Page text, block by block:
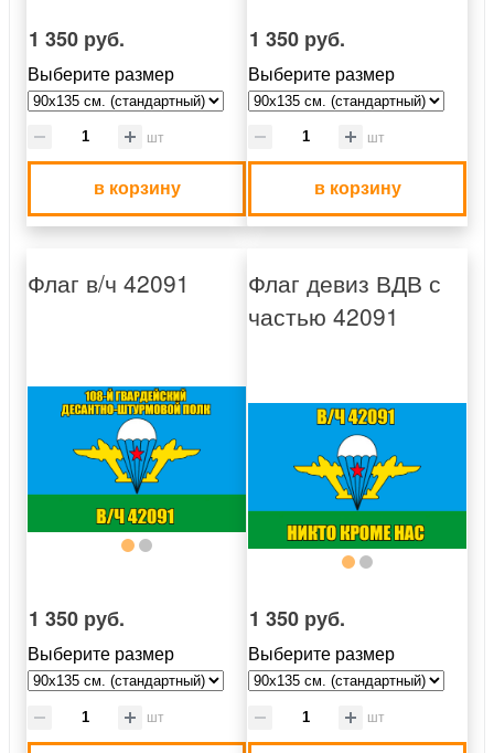
1 350 руб.
Выберите размер
шт
в корзину
1 350 руб.
Выберите размер
шт
в корзину
Флаг в/ч 42091
1 350 руб.
Выберите размер
шт
Флаг девиз ВДВ с
частью 42091
1 350 руб.
Выберите размер
шт